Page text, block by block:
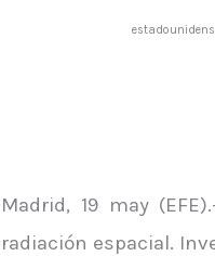
Madrid, 19 may
radiación espacial.